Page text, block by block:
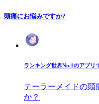
頭痛にお悩みですか?
ランキング世界No.1のアプリ
テーラーメイドの頭
か？